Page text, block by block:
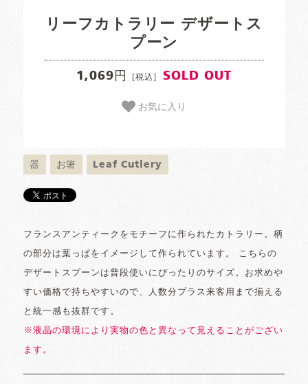
リーフカトラリー デザートス
プーン
1,069円 [税込] SOLD OUT
お気に入り
器 お箸 Leaf Cutlery
フランスアンティークをモチーフに作られたカトラリー。柄
の部分は葉っぱをイメージして作られています。 こちらの
デザートスプーンは普段使いにぴったりのサイズ。お求めや
すい価格で持ちやすいので、人数分プラス来客用まで揃える
と統一感も抜群です。
※液晶の環境により実物の色と異なって見えることがござい
ます。